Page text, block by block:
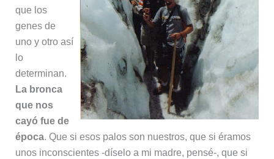
que los
genes de
uno y otro así
lo
determinan.
La bronca
que nos
cayó fue de
época. Que si esos palos son nuestros, que si éramos
unos inconscientes -díselo a mi madre, pensé-, que si